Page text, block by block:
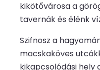
kikötővárosa a
tavernák és élénk
Szifnosz a
macskaköves
kikapcsolódási hely